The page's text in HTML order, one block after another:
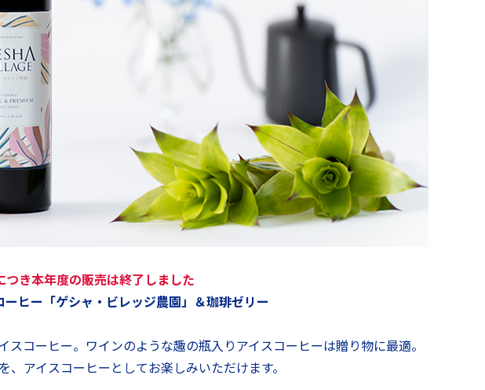
つき本年度の販売は終了しました
ーヒー「ゲシャ・ビレッジ農園」＆珈琲ゼリー
コーヒー。ワインのような趣の瓶入りアイスコーヒーは贈り物に最適。
アイスコーヒーとしてお楽しみいただけます。